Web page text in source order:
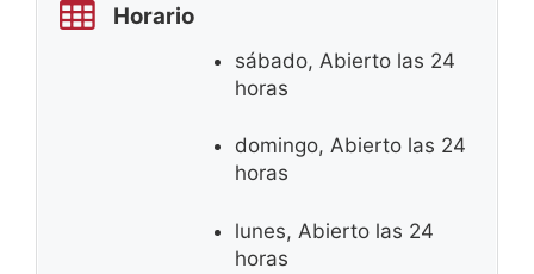
Horario
sábado, Abierto las 24
horas
domingo, Abierto las 24
horas
lunes, Abierto las 24
horas